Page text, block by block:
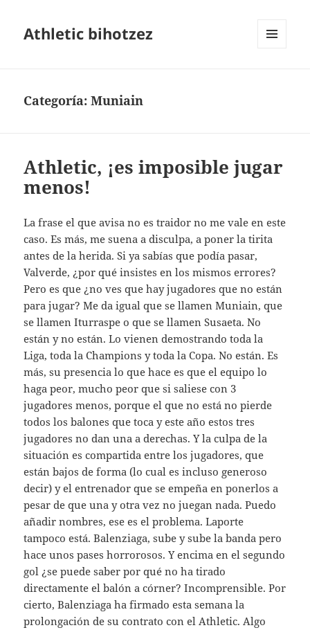
Athletic bihotzez
Categoría:Muniain
Athletic, ¡es imposible jugar
menos!
La frase el que avisa no es traidor no me vale en este
caso. Es más, me suena a disculpa, a poner la tirita
antes de la herida. Si ya sabías que podía pasar,
Valverde, ¿por qué insistes en los mismos errores?
Pero es que ¿no ves que hay jugadores que no están
para jugar? Me da igual que se llamen Muniain, que
se llamen Iturraspe o que se llamen Susaeta. No
están y no están. Lo vienen demostrando toda la
Liga, toda la Champions y toda la Copa. No están. Es
más, su presencia lo que hace es que el equipo lo
haga peor, mucho peor que si saliese con 3
jugadores menos, porque el que no está no pierde
todos los balones que toca y este año estos tres
jugadores no dan una a derechas. Y la culpa de la
situación es compartida entre los jugadores, que
están bajos de forma (lo cual es incluso generoso
decir) y el entrenador que se empeña en ponerlos a
pesar de que una y otra vez no juegan nada. Puedo
añadir nombres, ese es el problema. Laporte
tampoco está. Balenziaga, sube y sube la banda pero
hace unos pases horrorosos. Y encima en el segundo
gol ¿se puede saber por qué no ha tirado
directamente el balón a córner? Incomprensible. Por
cierto, Balenziaga ha firmado esta semana la
prolongación de su contrato con el Athletic. Algo